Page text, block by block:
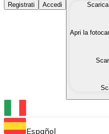
Acquista Criptovalute
Acquista le
Converti le tue
Scambia una
Conserva le tue cripto
Registrati Accedi
Apri la
Español